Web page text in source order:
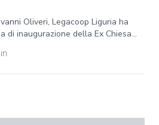
Oliveri, Legacoop Liguria ha
di inaugurazione della Ex Chiesa...